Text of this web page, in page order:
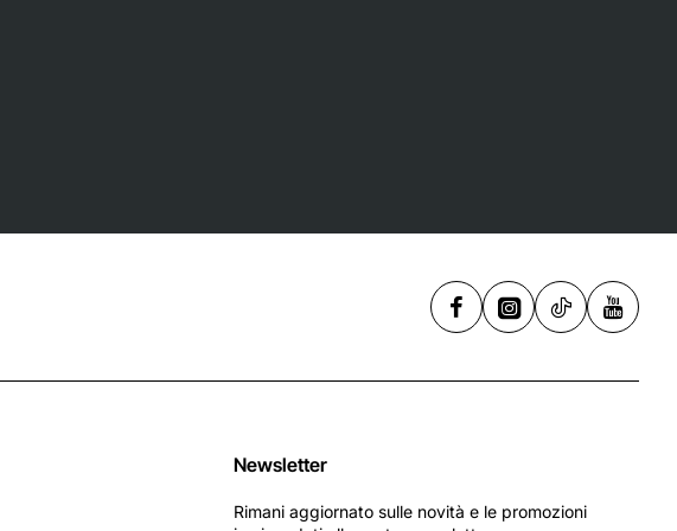
Newsletter
Rimani aggiornato sulle novità e le promozioni